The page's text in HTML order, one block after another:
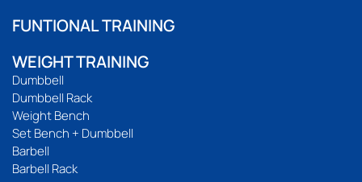
FUNTIONAL TRAINING
WEIGHT TRAINING
Dumbbell
Dumbbell Rack
Weight Bench
Set Bench + Dumbbell
Barbell
Barbell Rack